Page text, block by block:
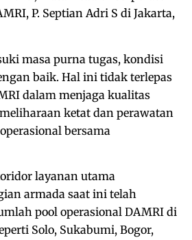
P. Septian Adri S di Jakarta,
masa purna tugas, kondisi
baik. Hal ini tidak terlepas
dalam menjaga kualitas
ketat dan perawatan
bersama
layanan utama
armada saat ini telah
pool operasional DAMRI di
Solo, Sukabumi, Bogor,